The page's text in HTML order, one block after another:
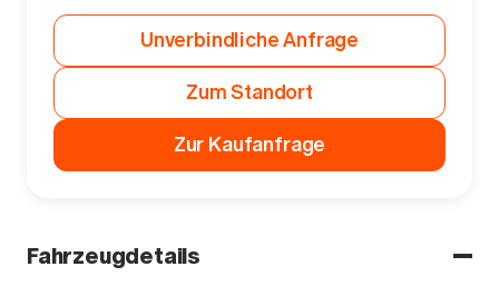
Fahrzeugdetails
Unverbindliche Anfrage
Zum Standort
Zur Kaufanfrage